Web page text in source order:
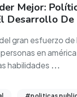
Mejor:
Desarrollo
gran esfuerzo
en
habilidades ...